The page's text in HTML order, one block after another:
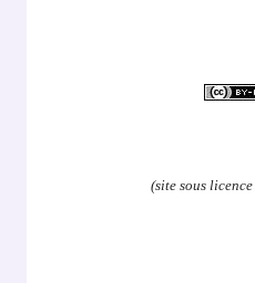
(site sous licence